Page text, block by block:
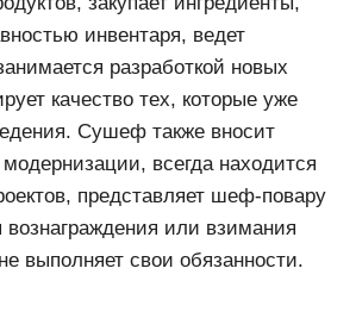
инвентаря, ведет
разработкой новых
качество тех, которые уже
Сушеф также вносит
всегда находится
представляет шеф-повару
вознаграждения или взимания
выполняет свои обязанности.